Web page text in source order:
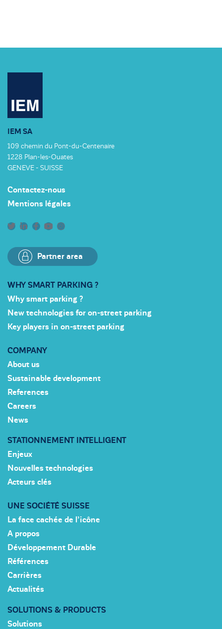
IEM SA
109 chemin du Pont-du-Centenaire
1228 Plan-les-Ouates
GENEVE - SUISSE
Contactez-nous
Mentions légales
Partner area
WHY SMART PARKING ?
Why smart parking ?
New technologies for on-street parking
Key players in on-street parking
COMPANY
About us
Sustainable development
References
Careers
News
STATIONNEMENT INTELLIGENT
Enjeux
Nouvelles technologies
Acteurs clés
UNE SOCIÉTÉ SUISSE
La face cachée de l’icône
A propos
Développement Durable
Références
Carrières
Actualités
SOLUTIONS & PRODUCTS
Solutions